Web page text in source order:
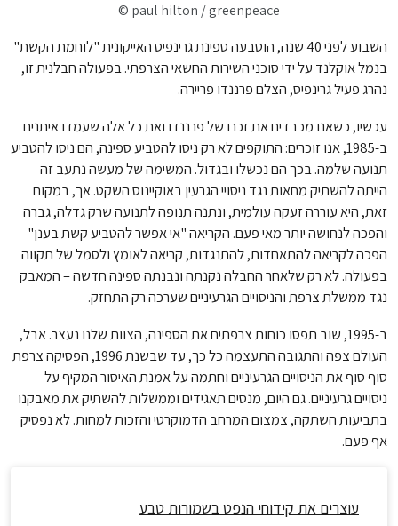
© paul hilton / greenpeace
השבוע לפני 40 שנה, הוטבעה ספינת גרינפיס האייקונית "לוחמת הקשת"
בנמל אוקלנד על ידי סוכני השירות החשאי הצרפתי. בפעולה חבלנית זו,
נהרג פעיל גרינפיס, הצלם פרננדו פריירה.
עכשיו, כשאנו מכבדים את זכרו של פרננדו ואת כל אלה שעמדו איתנים
ב-1985, אנו זוכרים: התוקפים לא רק ניסו להטביע ספינה, הם ניסו להטביע
תנועה שלמה. בכך הם נכשלו ובגדול. המשימה של מעשה נתעב זה
הייתה להשתיק מחאות נגד ניסויי הגרעין באוקיינוס השקט. אך, במקום
זאת, היא עוררה זעקה עולמית, ונתנה תנופה לתנועה שרק גדלה, גברה
והפכה לנחושה יותר מאי פעם. הקריאה "אי אפשר להטביע קשת בענן"
הפכה לקריאה להתאחדות, להתנגדות, קריאה לאומץ ולסמל של תקווה
בפעולה. לא רק שלאחר החבלה נקנתה ונבנתה ספינה חדשה – המאבק
נגד ממשלת צרפת והניסויים הגרעיניים שערכה רק התחזק.
ב-1995, שוב תפסו כוחות צרפתים את הספינה, הצוות שלנו נעצר. אבל,
העולם צפה והתגובה התעצמה כל כך, עד שבשנת 1996, הפסיקה צרפת
סוף סוף את הניסויים הגרעיניים וחתמה על אמנת האיסור המקיף על
ניסויים גרעיניים. גם היום, מנסים תאגידים וממשלות להשתיק את מאבקנו
בתביעות השתקה, צמצום המרחב הדמוקרטי והזכות למחות. לא נפסיק
אף פעם.
עוצרים את קידוחי הנפט בשמורות טבע